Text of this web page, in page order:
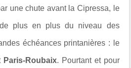
une chute avant la Cipressa, le
plus en plus du niveau des
échéances printanières : le
Paris-Roubaix. Pourtant et pour